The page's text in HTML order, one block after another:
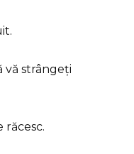
vă strângeți
răcesc.